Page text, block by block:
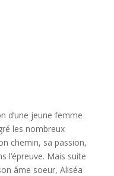
d’une jeune femme
les nombreux
chemin, sa passion,
l’épreuve. Mais suite
âme soeur, Aliséa